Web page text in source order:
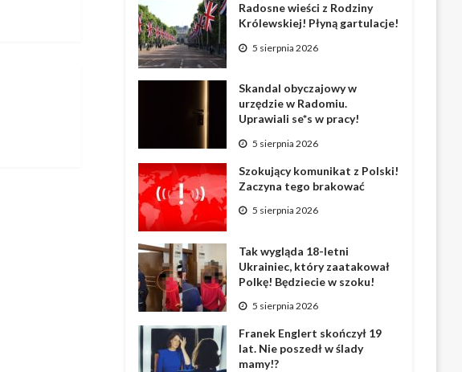
Radosne wieści z Rodziny
Królewskiej! Płyną gartulacje!
5 sierpnia 2026
Skandal obyczajowy w
urzędzie w Radomiu.
Uprawiali se*s w pracy!
5 sierpnia 2026
Szokujący komunikat z Polski!
Zaczyna tego brakować
5 sierpnia 2026
Tak wygląda 18-letni
Ukrainiec, który zaatakował
Polkę! Będziecie w szoku!
5 sierpnia 2026
Franek Englert skończył 19
lat. Nie poszedł w ślady
mamy!?